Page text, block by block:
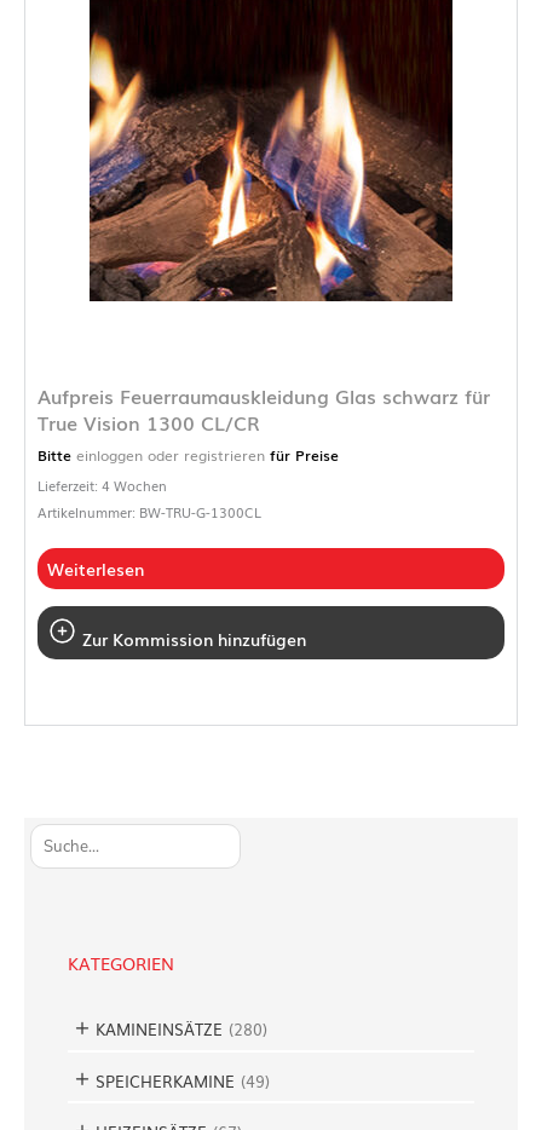
S
u
KATEGORIEN
KAMINEINSÄTZE (280)
SPEICHERKAMINE (49)
Aufpreis Feuerraumauskleidung Glas schwarz für
True Vision 1300 CL/CR
Bitte einloggen oder registrieren für Preise
Lieferzeit: 4 Wochen
Artikelnummer: BW-TRU-G-1300CL
Weiterlesen
Zur Kommission hinzufügen